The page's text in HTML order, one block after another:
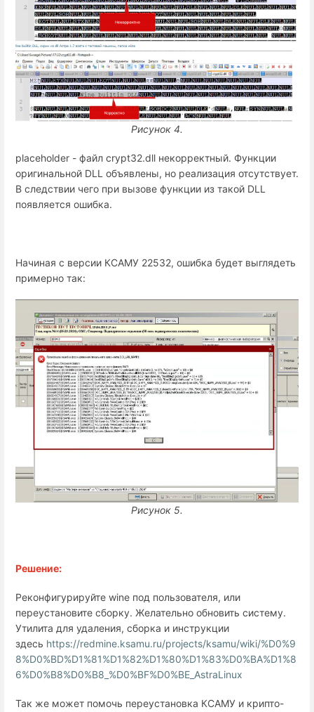
Рисунок 4.
placeholder - файл crypt32.dll некорректный. Функции
оригинальной DLL объявлены, но реализация отсутствует.
В следствии чего при вызове функции из такой DLL
появляется ошибка.
Начиная с версии КСАМУ 22532, ошибка будет выглядеть
примерно так:
Рисунок 5.
Решение:
Реконфигурируйте wine под пользователя, или
переустановите сборку. Желательно обновить систему.
Утилита для удаления, сборка и инструкции
здесь https://redmine.ksamu.ru/projects/ksamu/wiki/%D0%9
8%D0%BD%D1%81%D1%82%D1%80%D1%83%D0%BA%D1%8
6%D0%B8%D0%B8_%D0%BF%D0%BE_AstraLinux
Так же может помочь переустановка КСАМУ и крипто-